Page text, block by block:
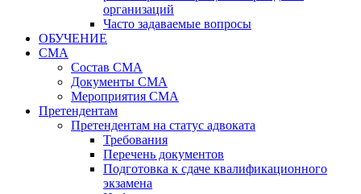
организаций
Часто задаваемые вопросы
ОБУЧЕНИЕ
СМА
Состав СМА
Документы СМА
Мероприятия СМА
Претендентам
Претендентам на статус адвоката
Требования
Перечень документов
Подготовка к сдаче квалификационного
экзамена